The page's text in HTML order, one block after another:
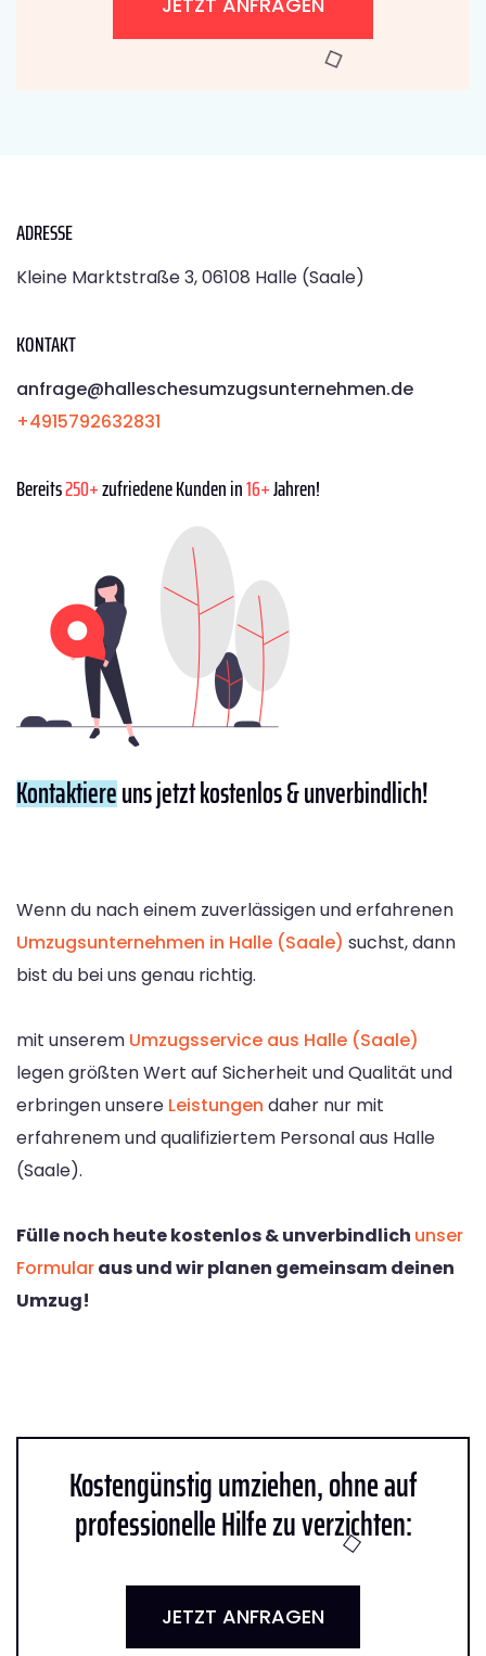
ADRESSE
Kleine Marktstraße 3, 06108 Halle (Saale)
KONTAKT
anfrage@halleschesumzugsunternehmen.de
+4915792632831
Bereits250+zufriedene Kunden in16+Jahren!
Kontaktiereuns jetzt kostenlos & unverbindlich!
Wenn du nach einem zuverlässigen und erfahrenen
Umzugsunternehmen in Halle (Saale) suchst, dann
bist du bei uns genau richtig.
mit unserem Umzugsservice aus Halle (Saale)
legen größten Wert auf Sicherheit und Qualität und
erbringen unsere Leistungen daher nur mit
erfahrenem und qualifiziertem Personal aus Halle
(Saale).
Fülle noch heute kostenlos & unverbindlich unser
Formularaus und wir planen gemeinsam deinen
Umzug!
Kostengünstig umziehen, ohne auf
professionelle Hilfe zu verzichten:
JETZT ANFRAGEN